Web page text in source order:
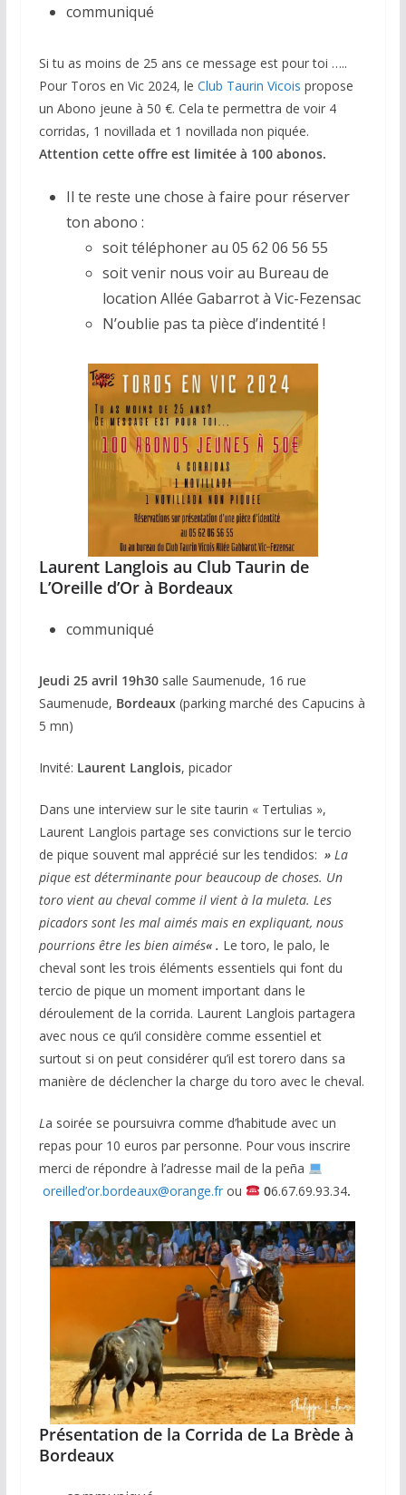
communiqué
Si tu as moins de 25 ans ce message est pour toi …..
Pour Toros en Vic 2024, le Club Taurin Vicois propose
un Abono jeune à 50 €. Cela te permettra de voir 4
corridas, 1 novillada et 1 novillada non piquée.
Attention cette offre est limitée à 100 abonos.
Il te reste une chose à faire pour réserver
ton abono :
soit téléphoner au 05 62 06 56 55
soit venir nous voir au Bureau de
location Allée Gabarrot à Vic-Fezensac
N’oublie pas ta pièce d’indentité !
Laurent Langlois au Club Taurin de
L’Oreille d’Or à Bordeaux
communiqué
Jeudi 25 avril 19h30salle Saumenude, 16 rue
Saumenude, Bordeaux(parking marché des Capucins à
5 mn)
Invité: Laurent Langlois, picador
Dans une interview sur le site taurin « Tertulias »,
Laurent Langlois partage ses convictions sur le tercio
de pique souvent mal apprécié sur les tendidos: » La
pique est déterminante pour beaucoup de choses. Un
toro vient au cheval comme il vient à la muleta. Les
picadors sont les mal aimés mais en expliquant, nous
pourrions être les bien aimés« . Le toro, le palo, le
cheval sont les trois éléments essentiels qui font du
tercio de pique un moment important dans le
déroulement de la corrida. Laurent Langlois partagera
avec nous ce qu’il considère comme essentiel et
surtout si on peut considérer qu’il est torero dans sa
manière de déclencher la charge du toro avec le cheval.
La soirée se poursuivra comme d’habitude avec un
repas pour 10 euros par personne. Pour vous inscrire
merci de répondre à l’adresse mail de la peña
oreilled’or.bordeaux@orange.frou 06.67.69.93.34.
Présentation de la Corrida de La Brède à
Bordeaux